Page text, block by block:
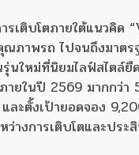
เติบโตภายใต้แนวคิด
ภาพรถ ไปจนถึงมาต
นใหม่ที่นิยมไลฟ์สไตล์
ยในปี 2569 มากกว่
ตั้งเป้ายอดจอง
งการเติบโตและประ